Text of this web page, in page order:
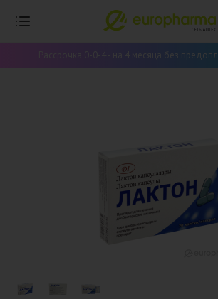
Рассрочка 0-0-4 - на 4 месяца без